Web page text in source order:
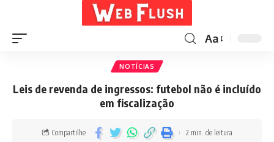
Aa
NOTÍCIAS
Leis de revenda de ingressos: futebol não é incluído
em fiscalização
Compartilhe 2 min. de leitura